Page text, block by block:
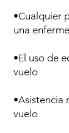
•Cualquier
una
•E l uso de
vuelo
•Asistencia
vuelo